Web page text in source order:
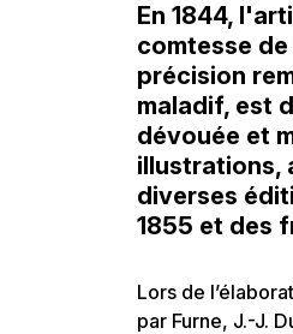
En 1844,
comtesse
précision
maladif, est
dévouée et
illustrations,
diverses
1855 et des
Lors de
par Furne, J.-J.